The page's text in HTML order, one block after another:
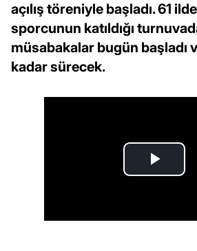
açılış töreniyle başladı. 61
sporcunun katıldığı
müsabakalar bugün başladı
kadar sürecek.